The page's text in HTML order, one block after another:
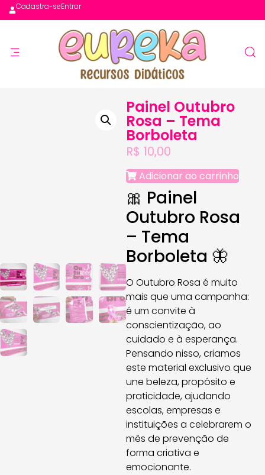
Cadastra-seEntrar
Painel Outubro
Rosa – Tema
Borboleta
R$ 10,00
Adicionar ao carrinho
🎀 Painel
Outubro Rosa
– Tema
Borboleta 🦋
O Outubro Rosa é muito
mais que uma campanha:
é um convite à
conscientização, ao
cuidado e à esperança.
Pensando nisso, criamos
este material exclusivo que
une beleza, propósito e
praticidade, ajudando
escolas, empresas e
instituições a celebrarem o
mês de prevenção de
forma criativa e
emocionante.